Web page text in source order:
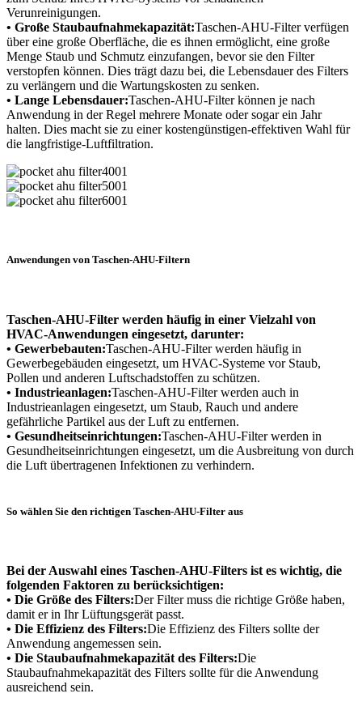
Verunreinigungen.
• Große Staubaufnahmekapazität:Taschen-AHU-Filter verfügen
über eine große Oberfläche, die es ihnen ermöglicht, eine große
Menge Staub und Schmutz einzufangen, bevor sie den Filter
verstopfen können. Dies trägt dazu bei, die Lebensdauer des Filters
zu verlängern und die Wartungskosten zu senken.
• Lange Lebensdauer:Taschen-AHU-Filter können je nach
Anwendung in der Regel mehrere Monate oder sogar ein Jahr
halten. Dies macht sie zu einer kostengünstigen-effektiven Wahl für
die langfristige-Luftfiltration.
Anwendungen von Taschen-AHU-Filtern
Taschen-AHU-Filter werden häufig in einer Vielzahl von
HVAC-Anwendungen eingesetzt, darunter:
• Gewerbebauten:Taschen-AHU-Filter werden häufig in
Gewerbegebäuden eingesetzt, um HVAC-Systeme vor Staub,
Pollen und anderen Luftschadstoffen zu schützen.
• Industrieanlagen:Taschen-AHU-Filter werden auch in
Industrieanlagen eingesetzt, um Staub, Rauch und andere
gefährliche Partikel aus der Luft zu entfernen.
• Gesundheitseinrichtungen:Taschen-AHU-Filter werden in
Gesundheitseinrichtungen eingesetzt, um die Ausbreitung von durch
die Luft übertragenen Infektionen zu verhindern.
So wählen Sie den richtigen Taschen-AHU-Filter aus
Bei der Auswahl eines Taschen-AHU-Filters ist es wichtig, die
folgenden Faktoren zu berücksichtigen:
• Die Größe des Filters:Der Filter muss die richtige Größe haben,
damit er in Ihr Lüftungsgerät passt.
• Die Effizienz des Filters:Die Effizienz des Filters sollte der
Anwendung angemessen sein.
• Die Staubaufnahmekapazität des Filters:Die
Staubaufnahmekapazität des Filters sollte für die Anwendung
ausreichend sein.